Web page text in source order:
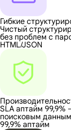
Гибкие
Чистый
без проблем с
HTML/JSON
SLA аптайм
поисковым
99,9% аптайм